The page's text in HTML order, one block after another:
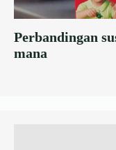
Perbandingan
mana